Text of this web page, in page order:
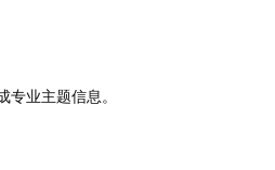
业主题信息。